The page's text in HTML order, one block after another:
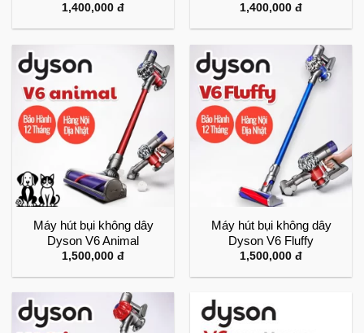
1,400,000 đ 1,400,000 đ
Máy hút bụi không dây
Dyson V6 Animal
1,500,000 đ
Máy hút bụi không dây
Dyson V6 Fluffy
1,500,000 đ